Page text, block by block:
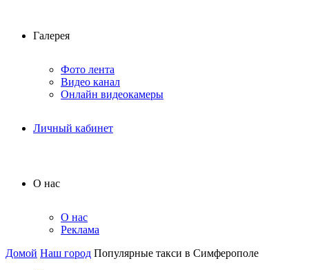
Галерея
Фото лента
Видео канал
Онлайн видеокамеры
Личный кабинет
О нас
О нас
Реклама
Домой Наш город Популярные такси в Симферополе